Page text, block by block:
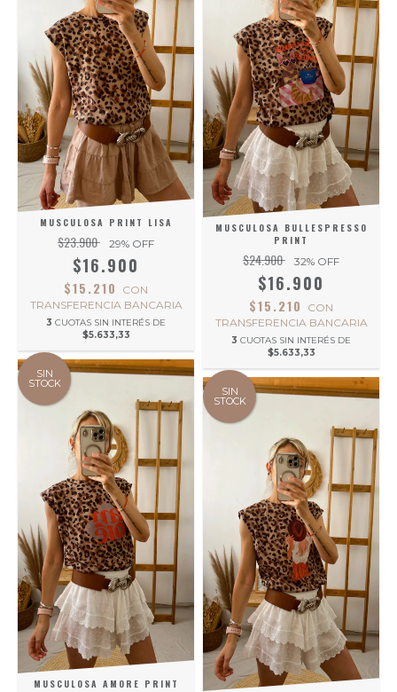
MUSCULOSA PRINT LISA
$23.900 29% OFF
$16.900
$15.210
CON
TRANSFERENCIA BANCARIA
3 CUOTAS SIN INTERÉS DE
$5.633,33
MUSCULOSA BULLESPRESSO
PRINT
$24.900 32% OFF
$16.900
$15.210
CON
TRANSFERENCIA BANCARIA
3 CUOTAS SIN INTERÉS DE
$5.633,33
SIN
STOCK
MUSCULOSA AMORE PRINT
SIN
STOCK